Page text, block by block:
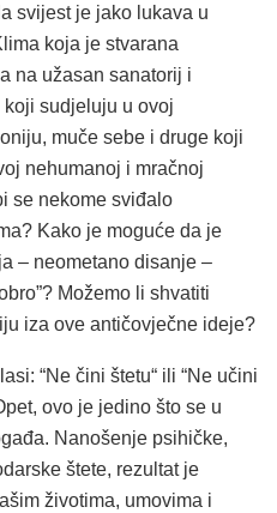
svijest je jako lukava u
koja je stvarana
na užasan sanatorij i
koji sudjeluju u ovoj
muče sebe i druge koji
nehumanoj i mračnoj
se nekome sviđalo
Kako je moguće da je
– neometano disanje –
Možemo li shvatiti
iza ove antičovječne ideje?
“Ne čini štetu“ ili “Ne učini
ovo je jedino što se u
Nanošenje psihičke,
štete, rezultat je
životima, umovima i